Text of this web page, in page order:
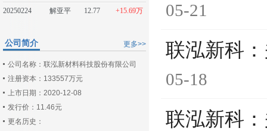
20250224
解亚平 12.77 +15.69万
更多>>
公司简介
公司名称：联泓新材料科技股份有限公司
注册资本：133557万元
上市日期：2020-12-08
发行价：11.46元
更名历史：
05-21
联泓新科
05-18
联泓新科